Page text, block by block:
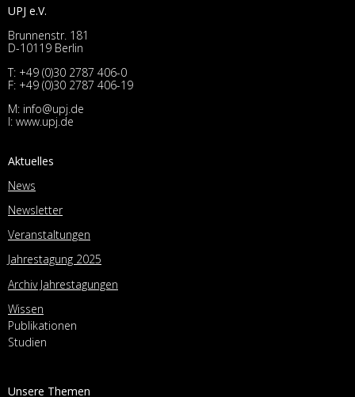
UPJ e.V.
Brunnenstr. 181
D-10119 Berlin
T: +49 (0)30 2787 406-0
F: +49 (0)30 2787 406-19
M: info@upj.de
I: www.upj.de
Aktuelles
News
Newsletter
Veranstaltungen
Jahrestagung 2025
Archiv Jahrestagungen
Wissen
Publikationen
Studien
Unsere Themen